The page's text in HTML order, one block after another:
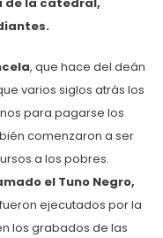
, que hace del deán
varios siglos atrás los
para pagarse los
comenzaron a ser
a los pobres.
el Tuno Negro,
ejecutados por la
los grabados de las